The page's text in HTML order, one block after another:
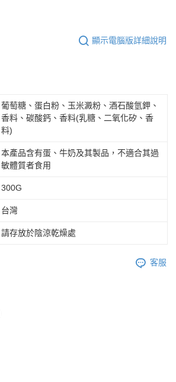
顯示電腦版詳細說明
葡萄糖、蛋白粉、玉米澱粉、酒石酸氫鉀、
香料、碳酸鈣、香料(乳糖、二氧化矽、香
料)
本產品含有蛋、牛奶及其製品，不適合其過
敏體質者食用
300G
台灣
請存放於陰涼乾燥處
客服